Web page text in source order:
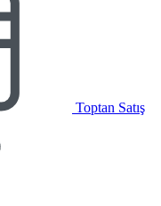
Toptan Satış